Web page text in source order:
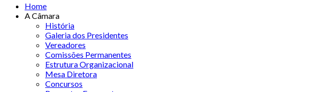
Home
A Câmara
História
Galeria dos Presidentes
Vereadores
Comissões Permanentes
Estrutura Organizacional
Mesa Diretora
Concursos